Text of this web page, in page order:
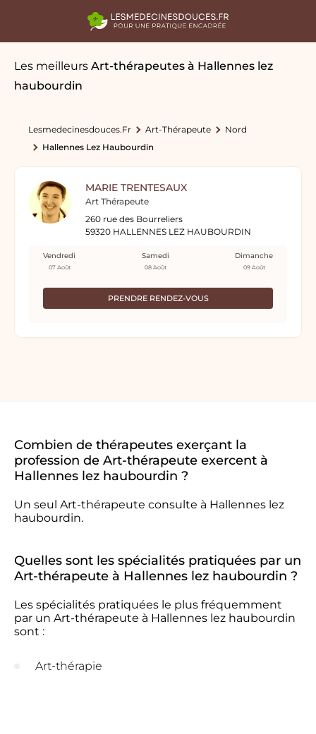
Les meilleurs Art-thérapeutes à Hallennes lez
haubourdin
Lesmedecinesdouces.fr Art-Thérapeute
Nord
Hallennes Lez Haubourdin
MARIE TRENTESAUX
Art Thérapeute
260 rue des Bourreliers
59320 HALLENNES LEZ HAUBOURDIN
PRENDRE RENDEZ-VOUS
Vendredi
07 Août
Samedi
08 Août
Dimanche
09 Août
Combien de thérapeutes exerçant la
profession de Art-thérapeute exercent à
Hallennes lez haubourdin ?
Un seul Art-thérapeute consulte à Hallennes lez
haubourdin.
Quelles sont les spécialités pratiquées par un
Art-thérapeute à Hallennes lez haubourdin ?
Les spécialités pratiquées le plus fréquemment
par un Art-thérapeute à Hallennes lez haubourdin
sont :
Art-thérapie